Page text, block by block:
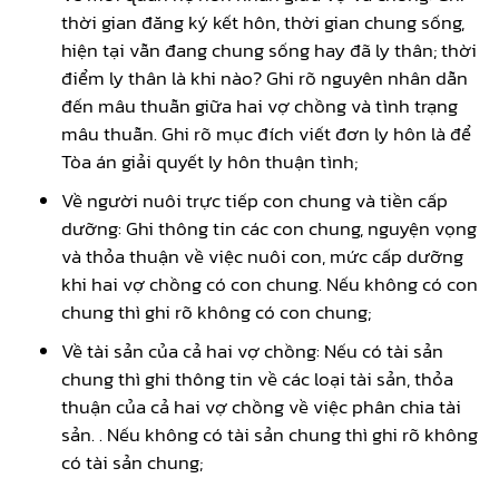
thời gian đăng ký kết hôn, thời gian chung sống,
hiện tại vẫn đang chung sống hay đã ly thân; thời
điểm ly thân là khi nào? Ghi rõ nguyên nhân dẫn
đến mâu thuẫn giữa hai vợ chồng và tình trạng
mâu thuẫn. Ghi rõ mục đích viết đơn ly hôn là để
Tòa án giải quyết ly hôn thuận tình;
Về người nuôi trực tiếp con chung và tiền cấp
dưỡng: Ghi thông tin các con chung, nguyện vọng
và thỏa thuận về việc nuôi con, mức cấp dưỡng
khi hai vợ chồng có con chung. Nếu không có con
chung thì ghi rõ không có con chung;
Về tài sản của cả hai vợ chồng: Nếu có tài sản
chung thì ghi thông tin về các loại tài sản, thỏa
thuận của cả hai vợ chồng về việc phân chia tài
sản. . Nếu không có tài sản chung thì ghi rõ không
có tài sản chung;